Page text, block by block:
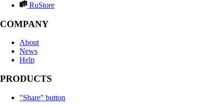
RuStore
COMPANY
About
News
Help
PRODUCTS
"Share" button